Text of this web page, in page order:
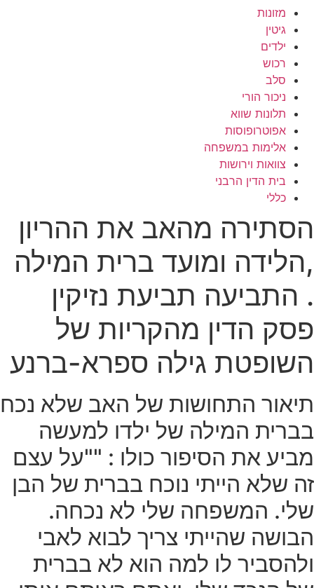
מזונות
גיטין
ילדים
רכוש
סלב
ניכור הורי
תלונות שווא
אפוטרופוסות
אלימות במשפחה
צוואות וירושות
בית הדין הרבני
כללי
הסתירה מהאב את ההריון
,הלידה ומועד ברית המילה
. התביעה תביעת נזיקין
פסק הדין מהקריות של
השופטת גילה ספרא-ברנע
תיאור התחושות של האב שלא נכח
בברית המילה של ילדו למעשה
מביע את הסיפור כולו : ""על עצם
זה שלא הייתי נוכח בברית של הבן
שלי. המשפחה שלי לא נכחה.
הבושה שהייתי צריך לבוא לאבי
ולהסביר לו למה הוא לא בברית